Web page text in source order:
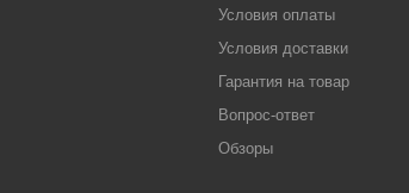
Условия оплаты
Условия доставки
Гарантия на товар
Вопрос-ответ
Обзоры